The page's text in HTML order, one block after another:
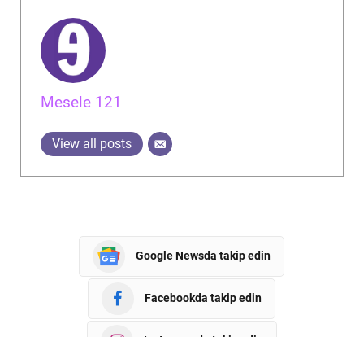
Mesele 121
View all posts
Google Newsda takip edin
Facebookda takip edin